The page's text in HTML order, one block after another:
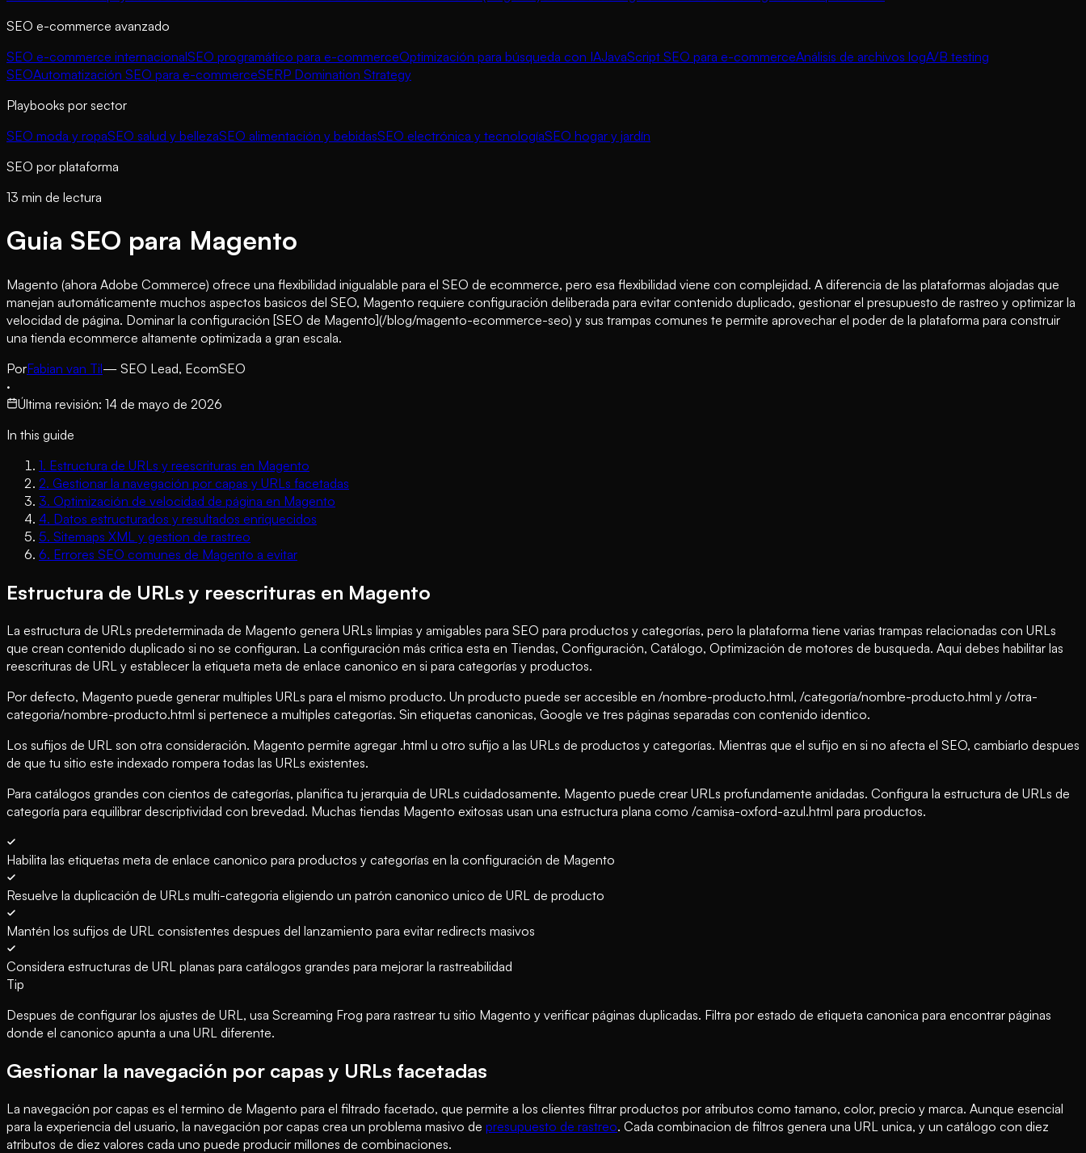
SEO e-commerce avanzado
SEO e-commerce internacionalSEO programático para e-commerceOptimización para búsqueda con IAJavaScript SEO para e-commerceAnálisis de archivos logA/B testing
SEOAutomatización SEO para e-commerceSERP Domination Strategy
Playbooks por sector
SEO moda y ropaSEO salud y bellezaSEO alimentación y bebidasSEO electrónica y tecnologíaSEO hogar y jardín
SEO por plataforma
13 min de lectura
Guia SEO para Magento
Magento (ahora Adobe Commerce) ofrece una flexibilidad inigualable para el SEO de ecommerce, pero esa flexibilidad viene con complejidad. A diferencia de las plataformas alojadas que
manejan automáticamente muchos aspectos basicos del SEO, Magento requiere configuración deliberada para evitar contenido duplicado, gestionar el presupuesto de rastreo y optimizar la
velocidad de página. Dominar la configuración [SEO de Magento](/blog/magento-ecommerce-seo) y sus trampas comunes te permite aprovechar el poder de la plataforma para construir
una tienda ecommerce altamente optimizada a gran escala.
PorFabian van Til— SEO Lead, EcomSEO
·
Última revisión: 14 de mayo de 2026
In this guide
1. Estructura de URLs y reescrituras en Magento
2. Gestionar la navegación por capas y URLs facetadas
3. Optimización de velocidad de página en Magento
4. Datos estructurados y resultados enriquecidos
5. Sitemaps XML y gestion de rastreo
6. Errores SEO comunes de Magento a evitar
Estructura de URLs y reescrituras en Magento
La estructura de URLs predeterminada de Magento genera URLs limpias y amigables para SEO para productos y categorías, pero la plataforma tiene varias trampas relacionadas con URLs
que crean contenido duplicado si no se configuran. La configuración más critica esta en Tiendas, Configuración, Catálogo, Optimización de motores de busqueda. Aqui debes habilitar las
reescrituras de URL y establecer la etiqueta meta de enlace canonico en si para categorías y productos.
Por defecto, Magento puede generar multiples URLs para el mismo producto. Un producto puede ser accesible en /nombre-producto.html, /categoría/nombre-producto.html y /otra-
categoria/nombre-producto.html si pertenece a multiples categorías. Sin etiquetas canonicas, Google ve tres páginas separadas con contenido identico.
Los sufijos de URL son otra consideración. Magento permite agregar .html u otro sufijo a las URLs de productos y categorías. Mientras que el sufijo en si no afecta el SEO, cambiarlo despues
de que tu sitio este indexado rompera todas las URLs existentes.
Para catálogos grandes con cientos de categorías, planifica tu jerarquia de URLs cuidadosamente. Magento puede crear URLs profundamente anidadas. Configura la estructura de URLs de
categoría para equilibrar descriptividad con brevedad. Muchas tiendas Magento exitosas usan una estructura plana como /camisa-oxford-azul.html para productos.
Habilita las etiquetas meta de enlace canonico para productos y categorías en la configuración de Magento
Resuelve la duplicación de URLs multi-categoria eligiendo un patrón canonico unico de URL de producto
Mantén los sufijos de URL consistentes despues del lanzamiento para evitar redirects masivos
Considera estructuras de URL planas para catálogos grandes para mejorar la rastreabilidad
Tip
Despues de configurar los ajustes de URL, usa Screaming Frog para rastrear tu sitio Magento y verificar páginas duplicadas. Filtra por estado de etiqueta canonica para encontrar páginas
donde el canonico apunta a una URL diferente.
Gestionar la navegación por capas y URLs facetadas
La navegación por capas es el termino de Magento para el filtrado facetado, que permite a los clientes filtrar productos por atributos como tamano, color, precio y marca. Aunque esencial
para la experiencia del usuario, la navegación por capas crea un problema masivo de presupuesto de rastreo. Cada combinacion de filtros genera una URL unica, y un catálogo con diez
atributos de diez valores cada uno puede producir millones de combinaciones.